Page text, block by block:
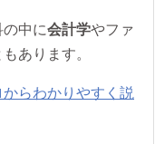
中に会計学やファ
あります。
らわかりやすく説